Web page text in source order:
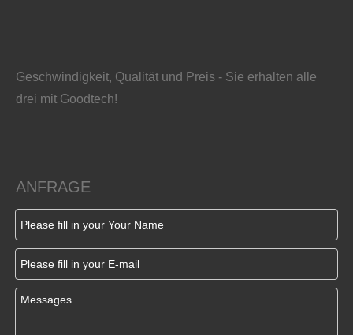
Geschwindigkeit, Qualität und Preis - Sie erhalten alle
drei mit Goodtech!
ANFRAGE